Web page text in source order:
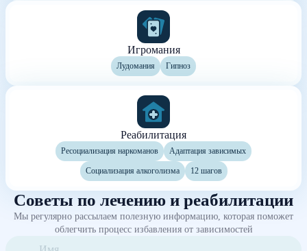
Игромания
Лудомания Гипноз
Реабилитация
Ресоциализация наркоманов Адаптация зависимых
Социализация алкоголизма 12 шагов
Советы по лечению и реабилитации
Мы регулярно рассылаем полезную информацию, которая поможет
облегчить процесс избавления от зависимостей